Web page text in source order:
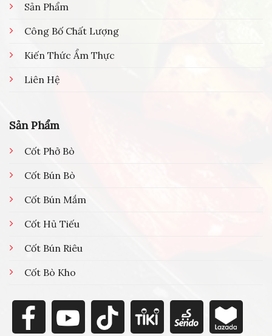
Sản Phẩm
Công Bố Chất Lượng
Kiến Thức Ẩm Thực
Liên Hệ
Sản Phẩm
Cốt Phở Bò
Cốt Bún Bò
Cốt Bún Mắm
Cốt Hủ Tiếu
Cốt Bún Riêu
Cốt Bò Kho